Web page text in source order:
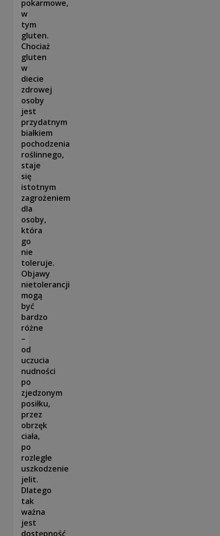
pokarmowe,
w
tym
gluten.
Chociaż
gluten
w
diecie
zdrowej
osoby
jest
przydatnym
białkiem
pochodzenia
roślinnego,
staje
się
istotnym
zagrożeniem
dla
osoby,
która
go
nie
toleruje.
Objawy
nietolerancji
mogą
być
bardzo
różne
–
od
uczucia
nudności
po
zjedzonym
posiłku,
przez
obrzęk
ciała,
po
rozległe
uszkodzenie
jelit.
Dlatego
tak
ważna
jest
dostępność